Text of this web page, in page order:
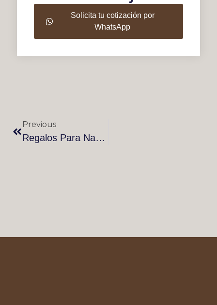
Solicita tu cotización por
WhatsApp
Previous
Regalos Para Navidad: Sombreros Y Ponchos Artesanales Colombianos (Guía 2025)